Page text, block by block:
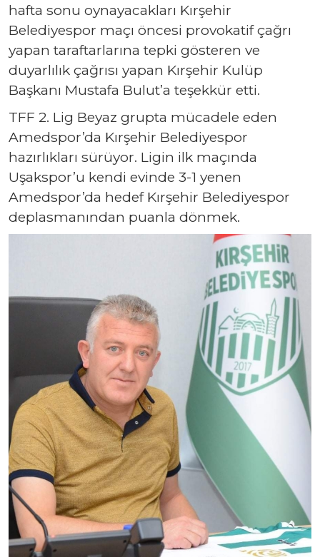
hafta sonu oynayacakları Kırşehir
Belediyespor maçı öncesi provokatif çağrı
yapan taraftarlarına tepki gösteren ve
duyarlılık çağrısı yapan Kırşehir Kulüp
Başkanı Mustafa Bulut’a teşekkür etti.
TFF 2. Lig Beyaz grupta mücadele eden
Amedspor’da Kırşehir Belediyespor
hazırlıkları sürüyor. Ligin ilk maçında
Uşakspor’u kendi evinde 3-1 yenen
Amedspor’da hedef Kırşehir Belediyespor
deplasmanından puanla dönmek.